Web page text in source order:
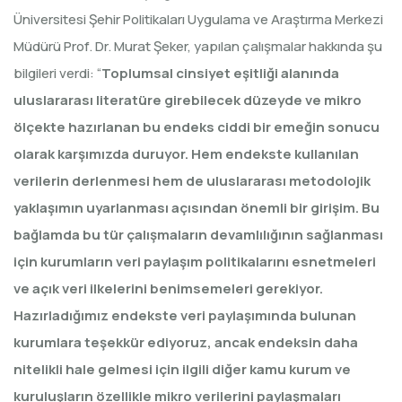
Üniversitesi Şehir Politikaları Uygulama ve Araştırma Merkezi
Müdürü Prof. Dr. Murat Şeker, yapılan çalışmalar hakkında şu
bilgileri verdi: “Toplumsal cinsiyet eşitliği alanında
uluslararası literatüre girebilecek düzeyde ve mikro
ölçekte hazırlanan bu endeks ciddi bir emeğin sonucu
olarak karşımızda duruyor. Hem endekste kullanılan
verilerin derlenmesi hem de uluslararası metodolojik
yaklaşımın uyarlanması açısından önemli bir girişim. Bu
bağlamda bu tür çalışmaların devamlılığının sağlanması
için kurumların veri paylaşım politikalarını esnetmeleri
ve açık veri ilkelerini benimsemeleri gerekiyor.
Hazırladığımız endekste veri paylaşımında bulunan
kurumlara teşekkür ediyoruz, ancak endeksin daha
nitelikli hale gelmesi için ilgili diğer kamu kurum ve
kuruluşların özellikle mikro verilerini paylaşmaları